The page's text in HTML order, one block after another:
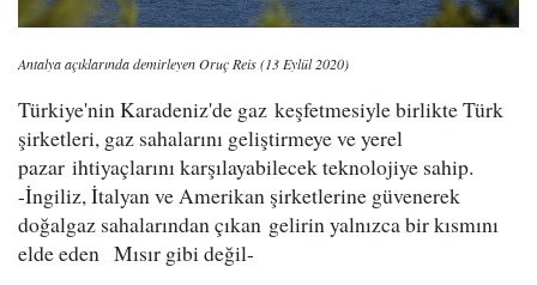
Antalya açıklarında demirleyen Oruç Reis (13 Eylül 2020)
Türkiye'nin Karadeniz'de gaz keşfetmesiyle birlikte Türk
şirketleri, gaz sahalarını geliştirmeye ve yerel
pazar ihtiyaçlarını karşılayabilecek teknolojiye sahip.
-İngiliz, İtalyan ve Amerikan şirketlerine güvenerek
doğalgaz sahalarından çıkan gelirin yalnızca bir kısmını
elde eden Mısır gibi değil-